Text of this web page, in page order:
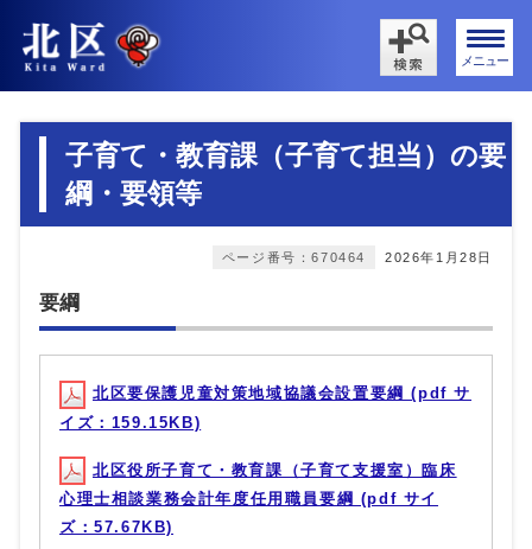
メニュー
子育て・教育課（子育て担当）の要
綱・要領等
2026年1月28日
ページ番号：670464
要綱
北区要保護児童対策地域協議会設置要綱 (pdf サ
イズ：159.15KB)
北区役所子育て・教育課（子育て支援室）臨床
心理士相談業務会計年度任用職員要綱 (pdf サイ
ズ：57.67KB)